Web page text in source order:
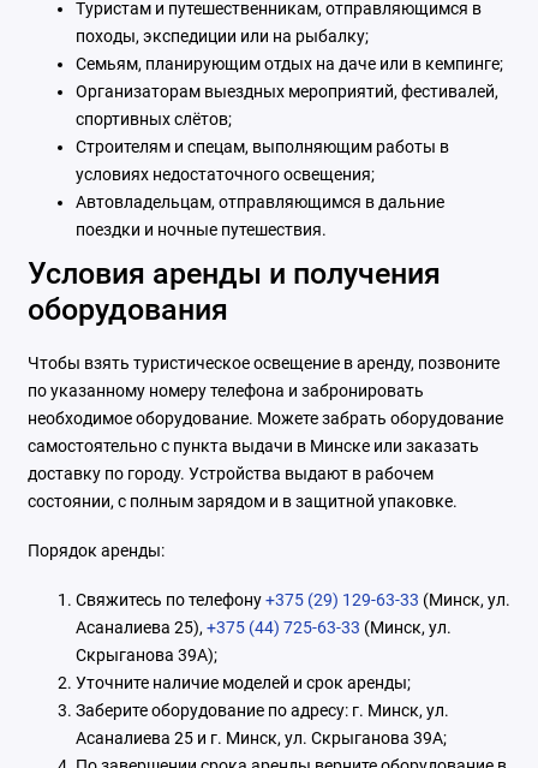
Туристам и путешественникам, отправляющимся в
походы, экспедиции или на рыбалку;
Семьям, планирующим отдых на даче или в кемпинге;
Организаторам выездных мероприятий, фестивалей,
спортивных слётов;
Строителям и спецам, выполняющим работы в
условиях недостаточного освещения;
Автовладельцам, отправляющимся в дальние
поездки и ночные путешествия.
Условия аренды и получения
оборудования
Чтобы взять туристическое освещение в аренду, позвоните
по указанному номеру телефона и забронировать
необходимое оборудование. Можете забрать оборудование
самостоятельно с пункта выдачи в Минске или заказать
доставку по городу. Устройства выдают в рабочем
состоянии, с полным зарядом и в защитной упаковке.
Порядок аренды:
Свяжитесь по телефону+375 (29) 129-63-33 (Минск, ул.
Асаналиева 25), +375 (44) 725-63-33 (Минск, ул.
Скрыганова 39А);
Уточните наличие моделей и срок аренды;
Заберите оборудование по адресу: г. Минск, ул.
Асаналиева 25 и г. Минск, ул. Скрыганова 39А;